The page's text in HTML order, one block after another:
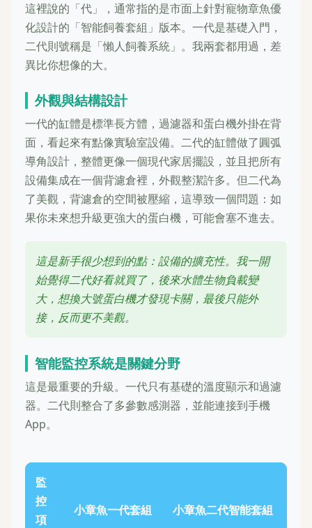
這裡說的「代」，通常指的是市面上針對寵物章魚優
化設計的「智能飼養套組」版本。一代是基礎入門，
二代則號稱是「懶人飼養系統」。我兩套都用過，差
異比你想像的大。
外觀與結構設計
一代的缸體是標準長方體，過濾器和蛋白機外掛在背
面，看起來有點像實驗室設備。二代的缸體做了圓弧
導角設計，整體更像一個現代家居擺設，並且把所有
設備集成在一個背濾倉裡，外觀整潔許多。但二代為
了美觀，背濾倉的空間被壓縮，這導致一個問題：如
果你未來想升級更強大的蛋白機，可能會塞不進去。
這是新手很少想到的點：設備的擴充性。我一開
始覺得二代好看就買了，後來水體生物負載變
大，想換大號蛋白機才發現卡關，最後只能外
接，反而更不美觀。
智能監控系統是關鍵分野
這是最重要的升級。一代只有基礎的溫度顯示和過濾
器。二代則整合了多參數感測器，並能連接到手機
App。
監
控
項
小章魚一代套組 小章魚二代智能套組